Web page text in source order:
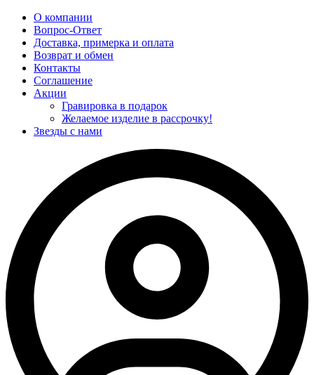
О компании
Вопрос-Ответ
Доставка, примерка и оплата
Возврат и обмен
Контакты
Соглашение
Акции
Гравировка в подарок
Желаемое изделие в рассрочку!
Звезды с нами